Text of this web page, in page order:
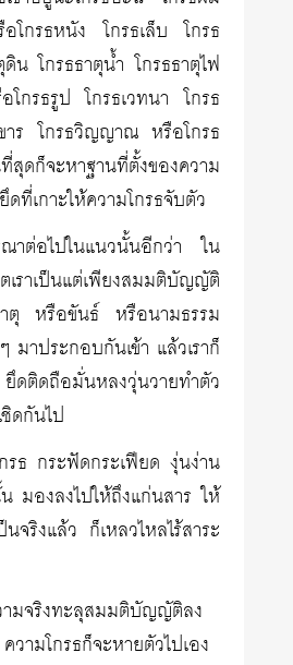
โกรธหนัง โกรธเล็บ โกรธ
น โกรธธาตุน้ำ โกรธธาตุไฟ
โกรธรูป โกรธเวทนา โกรธ
ร โกรธวิญญาณ หรือโกรธ
ก็จะหาฐานที่ตั้งของความ
ดที่เกาะให้ความโกรธจับตัว
าต่อไปในแนวนั้นอีกว่า ใน
ราเป็นแต่เพียงสมมติบัญญัติ
าตุ หรือขันธ์ หรือนามธรรม
มาประกอบกันเข้า แล้วเราก็
ติดถือมั่นหลงวุ่นวายทำตัว
ดกันไป
รธ กระฟัดกระเฟียด งุ่นง่าน
มองลงไปให้ถึงแก่นสาร ให้
จริงแล้ว ก็เหลวไหลไร้สาระ
มจริงทะลุสมมติบัญญัติลง
วามโกรธก็จะหายตัวไปเอง